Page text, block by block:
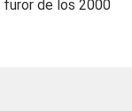
furor de los 2000